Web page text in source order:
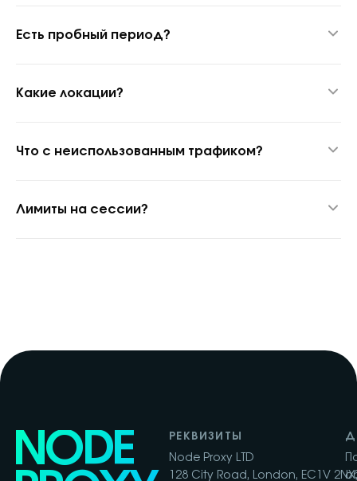
Есть пробный период?
Какие локации?
Что с неиспользованным трафиком?
Лимиты на сессии?
NODE
РЕКВИЗИТЫ
Node Proxy LTD
128 City Road, London, EC1V